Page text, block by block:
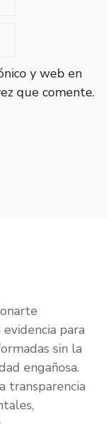
y web en
que comente.
para
sin la
engañosa.
transparencia